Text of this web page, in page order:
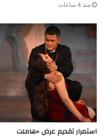
منذ 4 ساعات
استمرار تقديم عرض «هاملت